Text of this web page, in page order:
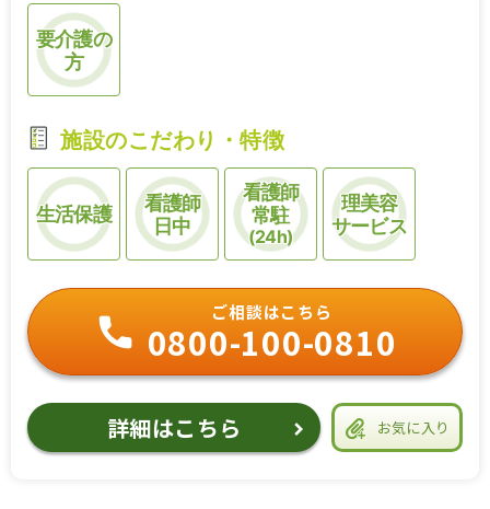
要介護の
方
施設のこだわり・特徴
生活保護
看護師
日中
看護師
常駐
(24h)
理美容
サービス
お気に入り
ご相談はこちら
0800-100-0810
詳細はこちら